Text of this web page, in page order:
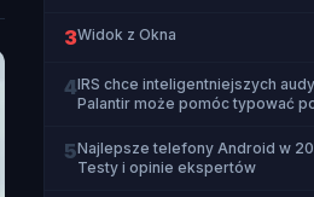
3Widok z Okna
4IRS chce inteligentniejszych
Palantir może pomóc typować
5Najlepsze telefony Android w
Testy i opinie ekspertów